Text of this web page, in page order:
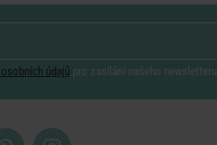
údajů pro zasílání našeho newsletteru